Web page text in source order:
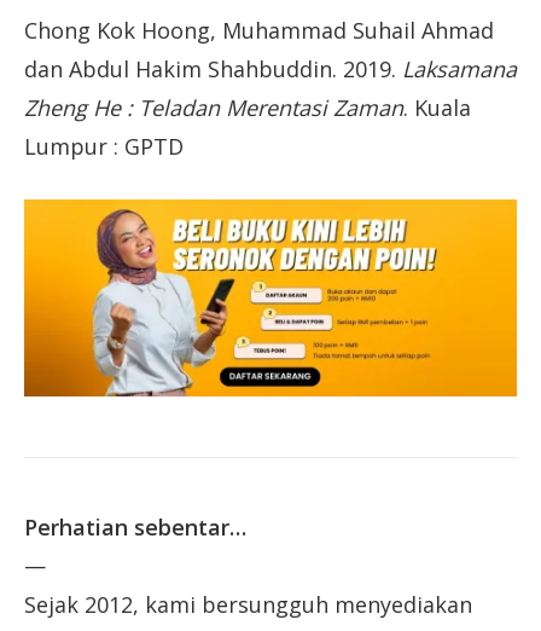
Chong Kok Hoong, Muhammad Suhail Ahmad
dan Abdul Hakim Shahbuddin. 2019. Laksamana
Zheng He : Teladan Merentasi Zaman. Kuala
Lumpur : GPTD
Perhatian sebentar…
—
Sejak 2012, kami bersungguh menyediakan